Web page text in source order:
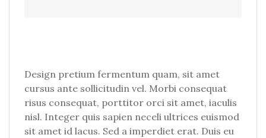
Design pretium fermentum quam, sit amet
cursus ante sollicitudin vel. Morbi consequat
risus consequat, porttitor orci sit amet, iaculis
nisl. Integer quis sapien neceli ultrices euismod
sit amet id lacus. Sed a imperdiet erat. Duis eu